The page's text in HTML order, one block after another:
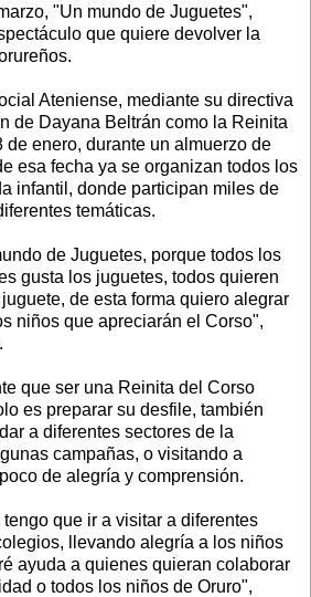
"Un mundo de Juguetes",
que quiere devolver la
Ateniense, mediante su directiva
de Dayana Beltrán como la Reinita
de enero, durante un almuerzo de
esa fecha ya se organizan todos los
infantil, donde participan miles de
temáticas.
de Juguetes, porque todos los
gusta los juguetes, todos quieren
de esta forma quiero alegrar
niños que apreciarán el Corso",
que ser una Reinita del Corso
es preparar su desfile, también
a diferentes sectores de la
campañas, o visitando a
de alegría y comprensión.
que ir a visitar a diferentes
llevando alegría a los niños
ayuda a quienes quieran colaborar
o todos los niños de Oruro",